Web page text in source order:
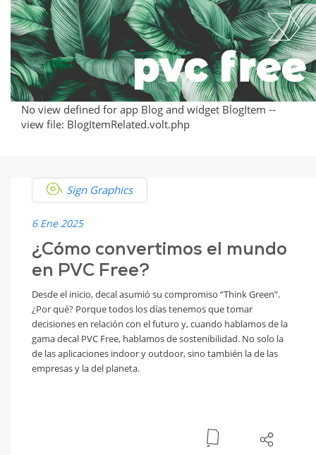
No view defined for app Blog and widget BlogItem --
view file: BlogItemRelated.volt.php
Sign Graphics
6 Ene 2025
¿Cómo convertimos el mundo
en PVC Free?
Desde el inicio, decal asumió su compromiso “Think Green”.
¿Por qué? Porque todos los días tenemos que tomar
decisiones en relación con el futuro y, cuando hablamos de la
gama decal PVC Free, hablamos de sostenibilidad. No solo la
de las aplicaciones indoor y outdoor, sino también la de las
empresas y la del planeta.
PVC-
Free
PVC-
Free?